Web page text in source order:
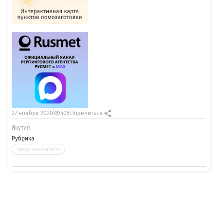
Рубрика
Энергоносители
27 ноября 2020 405 Поделиться
Якутия